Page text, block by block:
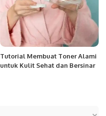
Tutorial Membuat Toner Alami
untuk Kulit Sehat dan Bersinar